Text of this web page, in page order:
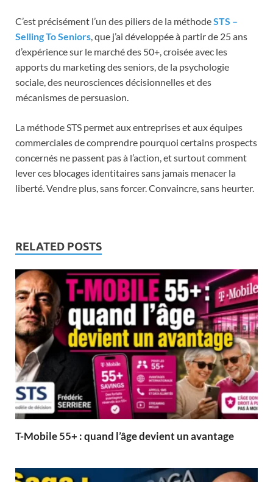
C’est précisément l’un des piliers de la méthodeSTS –
Selling To Seniors, que j’ai développée à partir de 25 ans
d’expérience sur le marché des 50+, croisée avec les
apports du marketing des seniors, de la psychologie
sociale, des neurosciences décisionnelles et des
mécanismes de persuasion.
La méthode STS permet aux entreprises et aux équipes
commerciales de comprendre pourquoi certains prospects
concernés ne passent pas à l’action, et surtout comment
lever ces blocages identitaires sans jamais menacer la
liberté. Vendre plus, sans forcer. Convaincre, sans heurter.
RELATED POSTS
T-Mobile 55+ : quand l’âge devient un avantage